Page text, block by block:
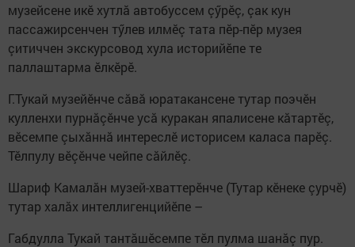
музейсене икӗ хутлă автобуссем çӳрӗç, çак кун
пассажирсенчен тӳлев илмӗç тата пӗр-пӗр музея
çитиччен экскурсовод хула историйӗпе те
паллаштарма ӗлкӗрӗ.
Г.Тукай музейӗнче сăвă юратакансене тутар поэчӗн
кулленхи пурнăçӗнче усă куракан япалисене кăтартӗç,
вӗсемпе çыхăннă интереслӗ историсем каласа парӗç.
Тӗлпулу вӗçӗнче чейпе сăйлӗç.
Шариф Камалăн музей-хваттерӗнче (Тутар кӗнеке çурчӗ)
тутар халăх интеллигенцийӗпе –
Габдулла Тукай тантăшӗсемпе тӗл пулма шанăç пур.